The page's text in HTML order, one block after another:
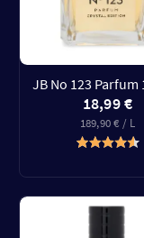
JB No 123 Parfum
18,99 €
189,90 € / L